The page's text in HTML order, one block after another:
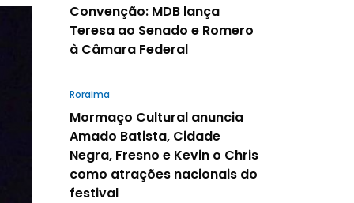
Convenção: MDB lança
Teresa ao Senado e Romero
à Câmara Federal
Roraima
Mormaço Cultural anuncia
Amado Batista, Cidade
Negra, Fresno e Kevin o Chris
como atrações nacionais do
festival